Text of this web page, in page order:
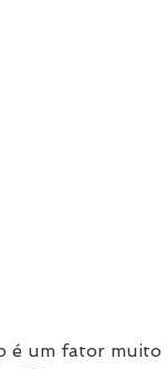
é um fator muito